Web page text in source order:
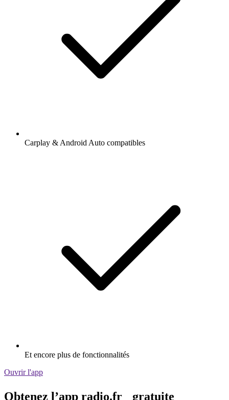
Carplay & Android Auto compatibles
Et encore plus de fonctionnalités
Ouvrir l'app
Obtenez l’app radio.fr gratuite